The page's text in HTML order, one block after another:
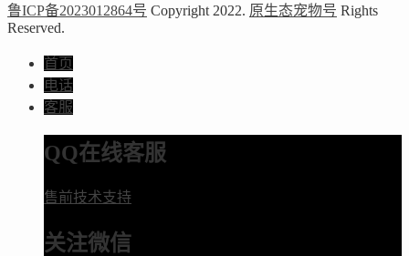
鲁ICP备2023012864号 Copyright 2022. 原生态宠物号 Rights
Reserved.
首页
电话
客服
QQ在线客服
售前技术支持
关注微信